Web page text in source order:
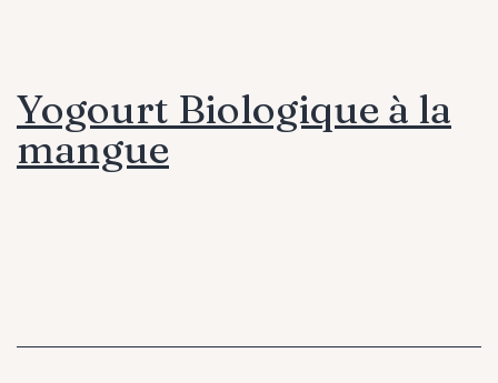
Yogourt Biologique à la
mangue